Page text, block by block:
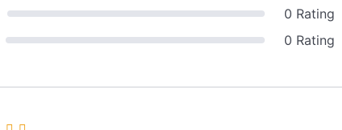
0 Rating
0 Rating